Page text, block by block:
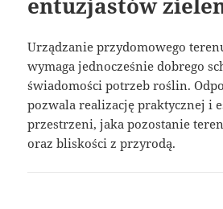
Urządzanie przydomowego
wymaga jednocześnie dobrego
świadomości potrzeb roślin.
pozwala realizację praktycznej i
przestrzeni, jaka pozostanie
oraz bliskości z przyrodą.